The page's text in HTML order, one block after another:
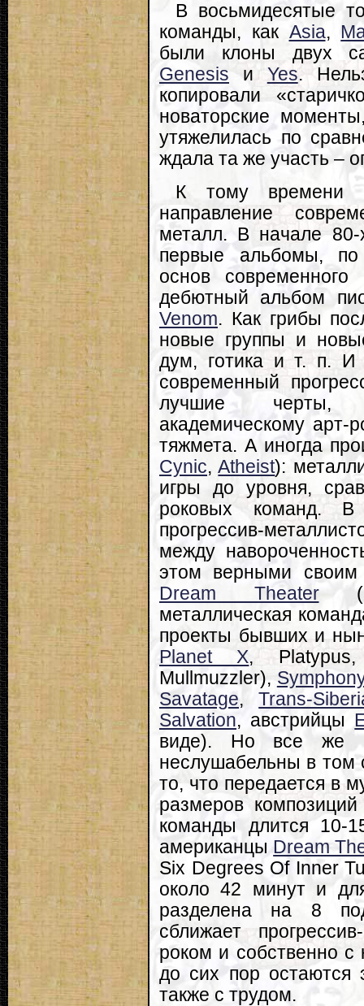
В восьмидесятые
команды, как Asia,
были клоны двух
Genesis и Yes.
копировали
новаторские
утяжелилась по
ждала та же участь –
К тому времени
направление
металл. В начале
первые альбомы, по
основ
дебютный альбом
Venom. Как грибы
новые группы и
дум, готика и т. п. И
современный
лучшие черты,
академическому арт-
тяжмета. А иногда
Cynic,Atheist):
игры до уровня,
роковых команд. В
прогрессив-
между
этом верными
Dream Theater
металлическая
проекты бывших и
Planet X,
Mullmuzzler),
Savatage,Trans-
Salvation, австрийцы
виде). Но все же
неслушабельны в том
то, что передается в
размеров
команды длится 10-
американцы Dream
Six Degrees Of Inner
около 42 минут и
разделена на 8
сближает
роком и собственно с
до сих пор остаются
также с трудом.